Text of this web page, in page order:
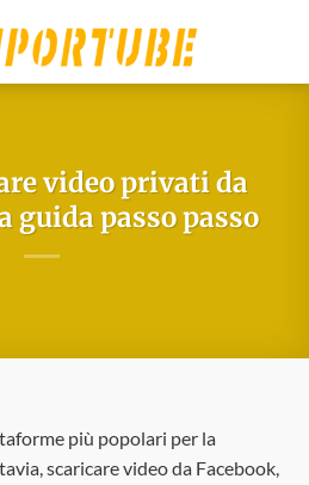
video privati da
guida passo passo
più popolari per la
scaricare video da Facebook,